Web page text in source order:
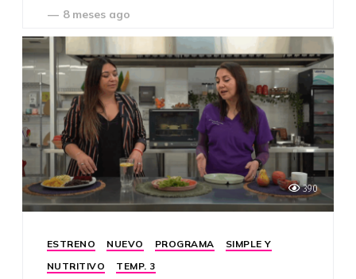
— 8 meses ago
390
ESTRENO NUEVO PROGRAMA
SIMPLE Y
NUTRITIVO
TEMP. 3